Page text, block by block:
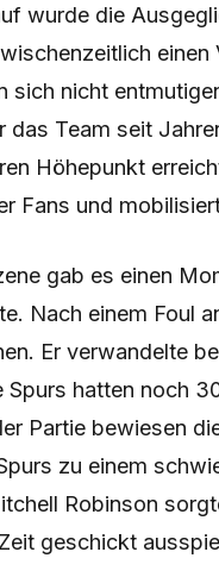
wurde die
sich nicht
Team seit
Höhepunkt
Fans und
gab es einen
Nach einem Foul
Er verwandelte
Spurs hatten noch
Partie bewiesen
zu einem
Robinson
geschickt